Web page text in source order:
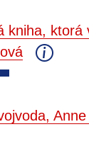
kniha, ktorá